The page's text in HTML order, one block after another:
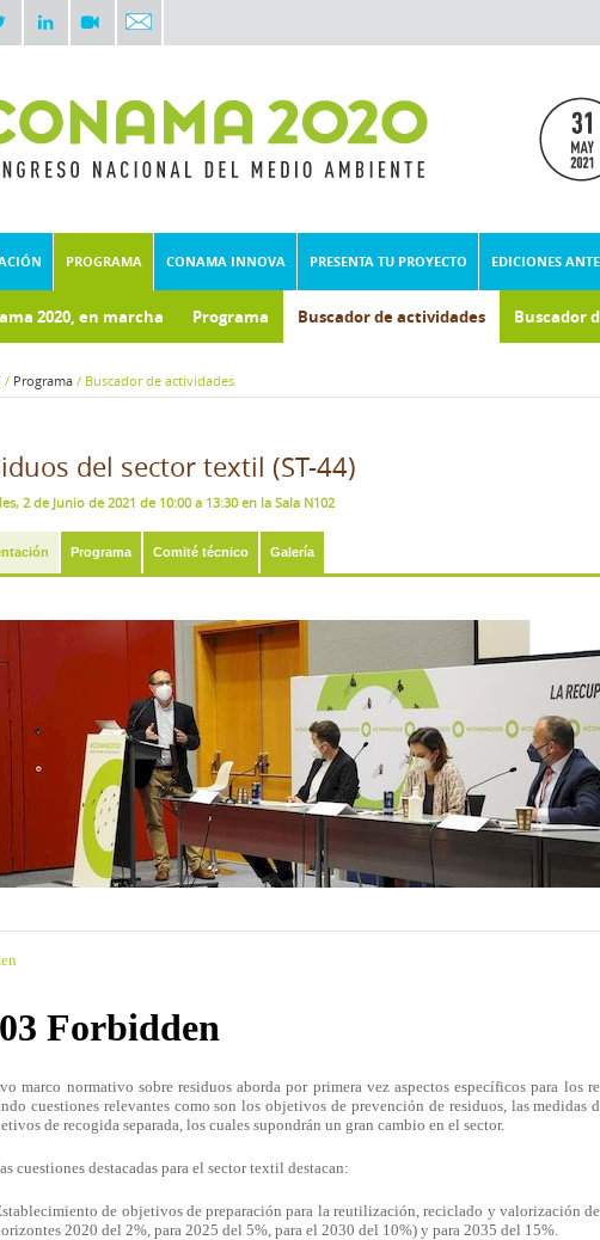
PROGRAMA CONAMA INNOVA PRESENTA TU PROYECTO EDICIONES
2020, en marcha Programa Buscador de actividades Buscador
/ Programa / Buscador de actividades
del sector textil (ST-44)
2 de Junio de 2021 de 10:00 a 13:30 en la Sala N102
Programa Comité técnico Galería
marco normativo sobre residuos aborda por primera vez aspectos específicos para los
cuestiones relevantes como son los objetivos de prevención de residuos, las medidas
de recogida separada, los cuales supondrán un gran cambio en el sector.
cuestiones destacadas para el sector textil destacan:
de objetivos de preparación para la reutilización, reciclado y valorización
2020 del 2%, para 2025 del 5%, para el 2030 del 10%) y para 2035 del 15%.